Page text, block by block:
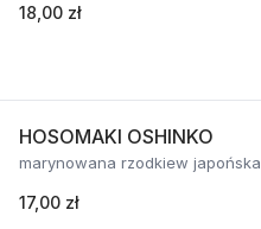
18,00 zł
HOSOMAKI OSHINKO
marynowana rzodkiew japońska
17,00 zł